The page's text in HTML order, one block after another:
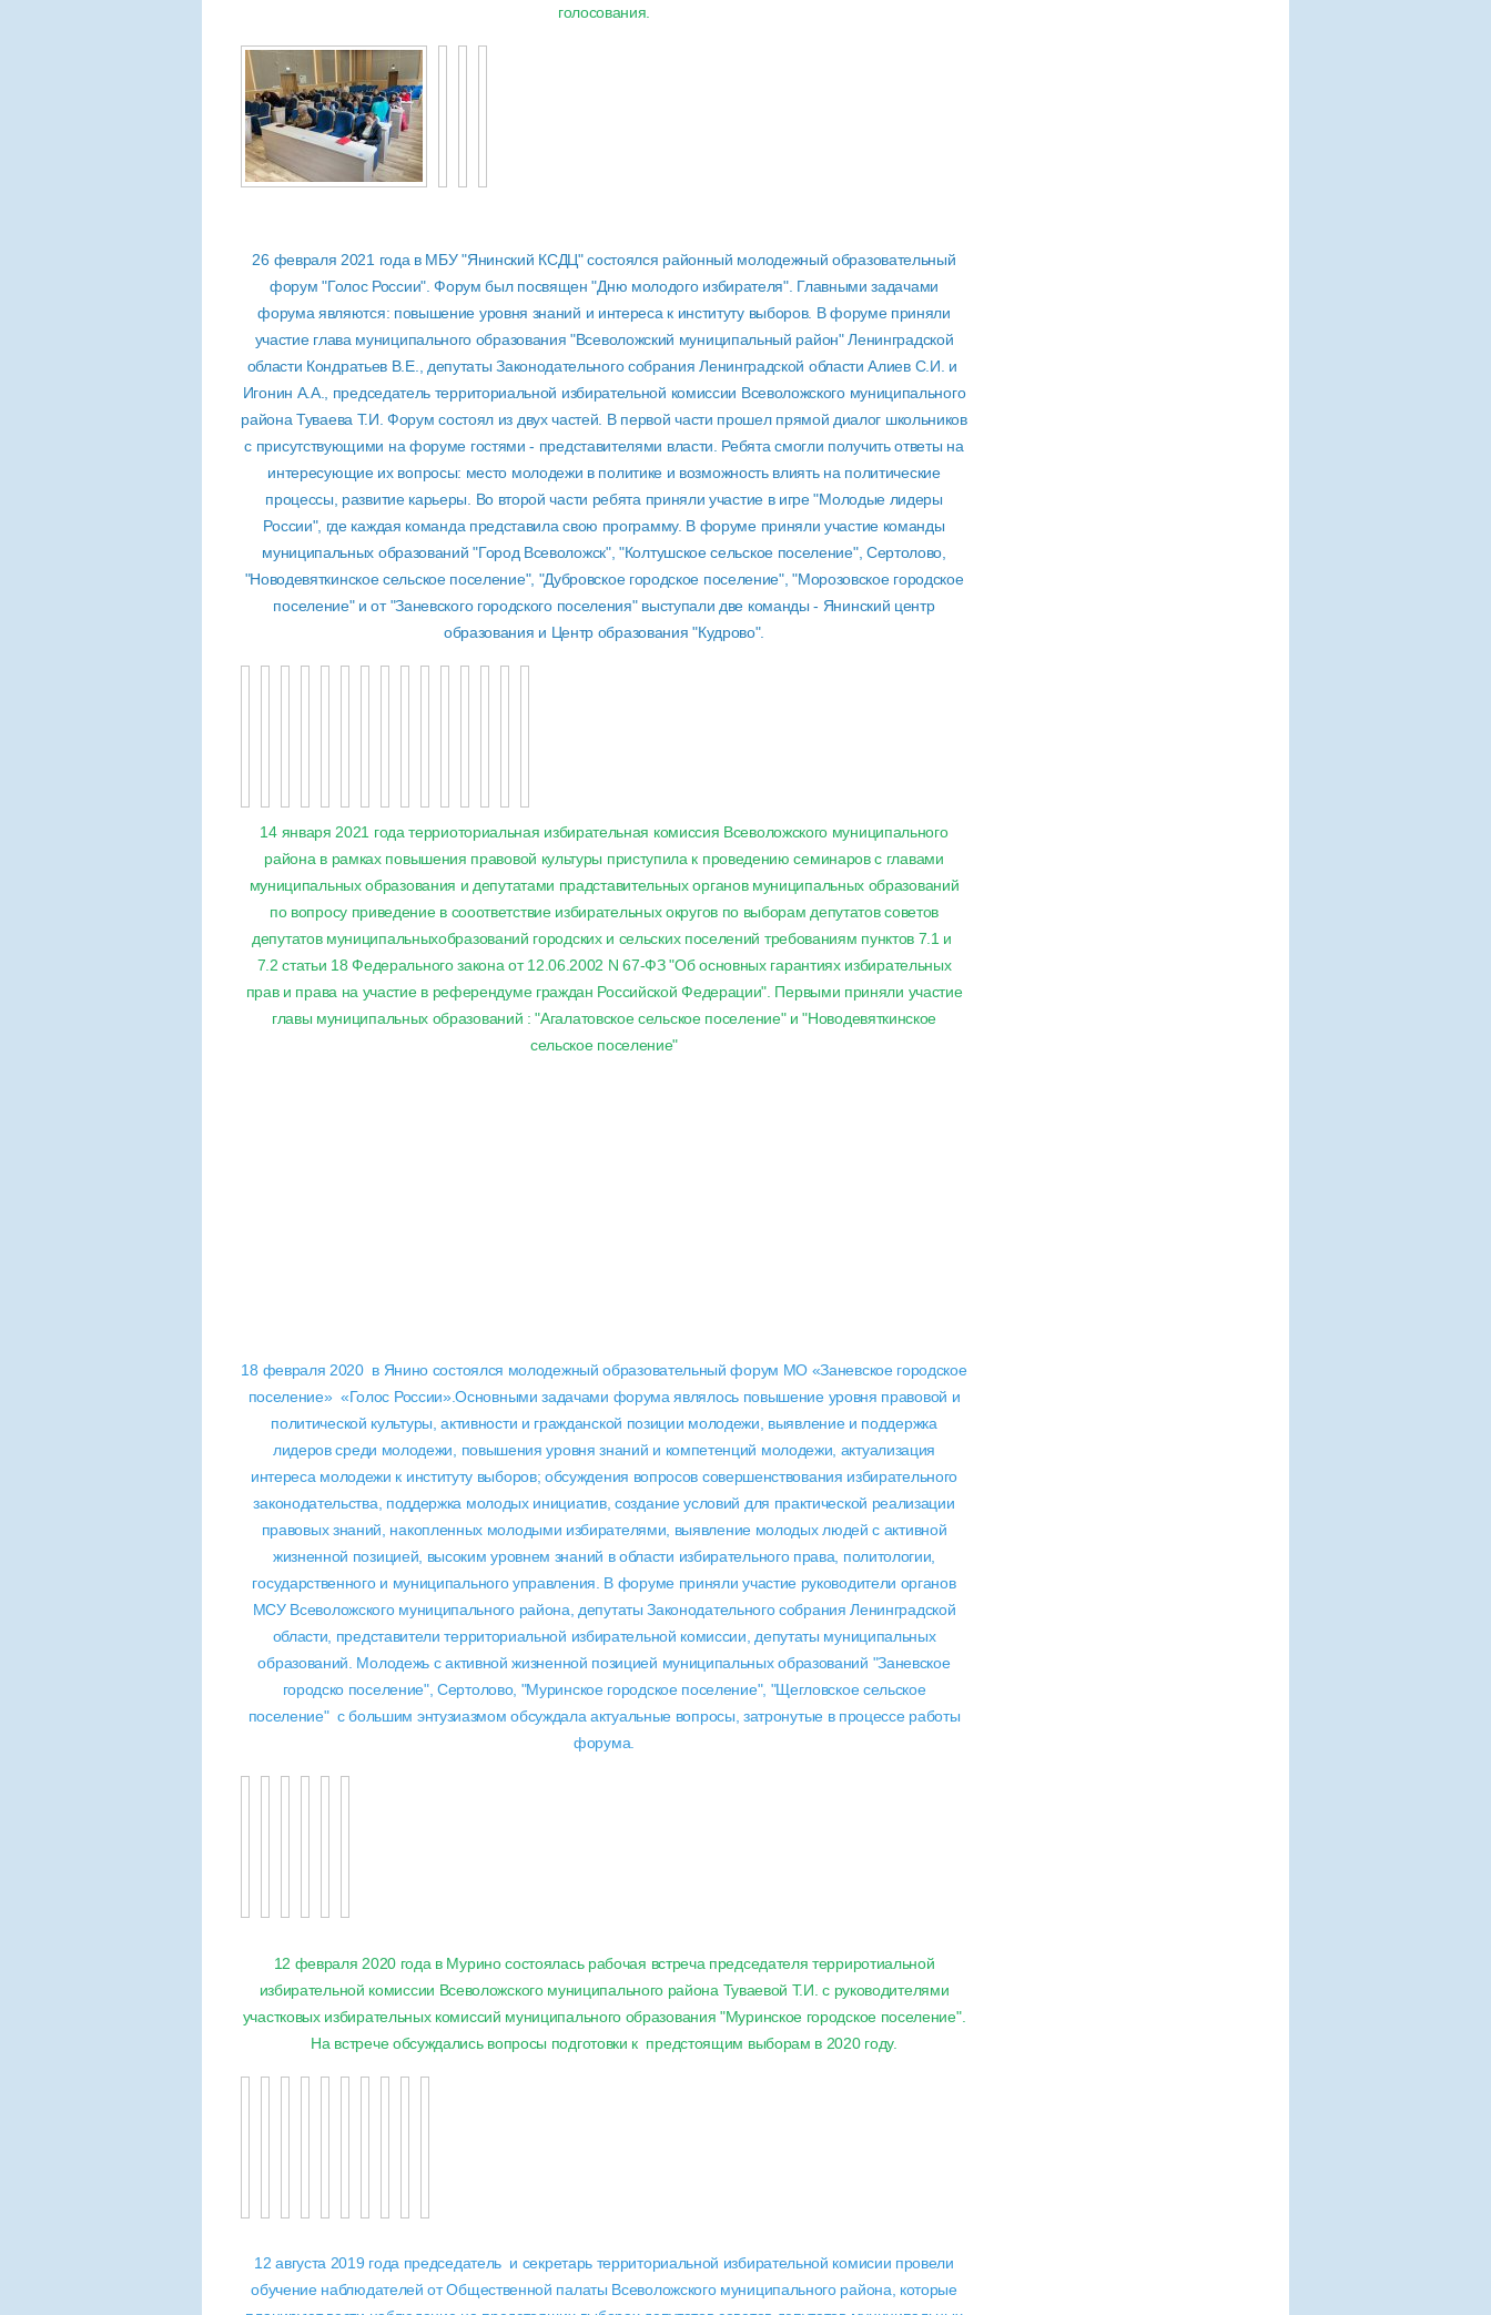
голосования.
26 февраля 2021 года в МБУ "Янинский КСДЦ" состоялся районный молодежный образовательный
форум "Голос России". Форум был посвящен "Дню молодого избирателя". Главными задачами
форума являются: повышение уровня знаний и интереса к институту выборов. В форуме приняли
участие глава муниципального образования "Всеволожский муниципальный район" Ленинградской
области Кондратьев В.Е., депутаты Законодательного собрания Ленинградской области Алиев С.И. и
Игонин А.А., председатель территориальной избирательной комиссии Всеволожского муниципального
района Туваева Т.И. Форум состоял из двух частей. В первой части прошел прямой диалог школьников
с присутствующими на форуме гостями - представителями власти. Ребята смогли получить ответы на
интересующие их вопросы: место молодежи в политике и возможность влиять на политические
процессы, развитие карьеры. Во второй части ребята приняли участие в игре "Молодые лидеры
России", где каждая команда представила свою программу. В форуме приняли участие команды
муниципальных образований "Город Всеволожск", "Колтушское сельское поселение", Сертолово,
"Новодевяткинское сельское поселение", "Дубровское городское поселение", "Морозовское городское
поселение" и от "Заневского городского поселения" выступали две команды - Янинский центр
образования и Центр образования "Кудрово".
14 января 2021 года терриоториальная избирательная комиссия Всеволожского муниципального
района в рамках повышения правовой культуры приступила к проведению семинаров с главами
муниципальных образования и депутатами прадставительных органов муниципальных образований
по вопросу приведение в сооответствие избирательных округов по выборам депутатов советов
депутатов муниципальныхобразований городских и сельских поселений требованиям пунктов 7.1 и
7.2 статьи 18 Федерального закона от 12.06.2002 N 67-ФЗ "Об основных гарантиях избирательных
прав и права на участие в референдуме граждан Российской Федерации". Первыми приняли участие
главы муниципальных образований : "Агалатовское сельское поселение" и "Новодевяткинское
сельское поселение"
18 февраля 2020 в Янино состоялся молодежный образовательный форум МО «Заневское городское
поселение» «Голос России».Основными задачами форума являлось повышение уровня правовой и
политической культуры, активности и гражданской позиции молодежи, выявление и поддержка
лидеров среди молодежи, повышения уровня знаний и компетенций молодежи, актуализация
интереса молодежи к институту выборов; обсуждения вопросов совершенствования избирательного
законодательства, поддержка молодых инициатив, создание условий для практической реализации
правовых знаний, накопленных молодыми избирателями, выявление молодых людей с активной
жизненной позицией, высоким уровнем знаний в области избирательного права, политологии,
государственного и муниципального управления. В форуме приняли участие руководители органов
МСУ Всеволожского муниципального района, депутаты Законодательного собрания Ленинградской
области, представители территориальной избирательной комиссии, депутаты муниципальных
образований. Молодежь с активной жизненной позицией муниципальных образований "Заневское
городско поселение", Сертолово, "Муринское городское поселение", "Щегловское сельское
поселение" с большим энтузиазмом обсуждала актуальные вопросы, затронутые в процессе работы
форума.
12 февраля 2020 года в Мурино состоялась рабочая встреча председателя терриротиальной
избирательной комиссии Всеволожского муниципального района Туваевой Т.И. с руководителями
участковых избирательных комиссий муниципального образования "Муринское городское поселение".
На встрече обсуждались вопросы подготовки к предстоящим выборам в 2020 году.
12 августа 2019 года председатель и секретарь территориальной избирательной комисии провели
обучение наблюдателей от Общественной палаты Всеволожского муниципального района, которые